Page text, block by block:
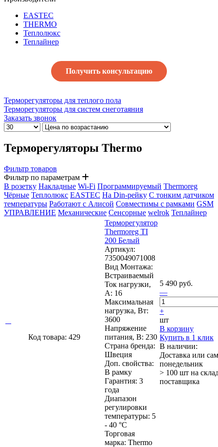
EASTEC
THERMO
Теплолюкс
Теплайнер
Получить консультацию
Терморегуляторы для теплого пола
Терморегуляторы для систем снеготаяния
Заказать звонок
Терморегуляторы Thermo
Фильтр товаров
Фильтр по параметрам
В розетку Накладные Wi-Fi Программируемый Thermoreg
Чёрные Теплолюкс EASTEC На Din-рейку С тонким датчиком
температуры Работают с Алисой Совместимы с рамками GSM
УПРАВЛЕНИЕ Механические Сенсорные welrok Теплайнер
Код товара: 429
Терморегулятор
Thermoreg TI
200 Белый
Артикул:
7350049071008
Вид Монтажа:
Встраиваемый
Ток нагрузки,
А: 16
Максимальная
нагрузка, Вт:
3600
Напряжение
питания, В: 230
Страна бренда:
Швеция
Доп. свойства:
В рамку
Гарантия: 3
года
Диапазон
регулировки
температуры: 5
- 40 °C
Торговая
марка: Thermo
5 490 руб.
—
+
шт
В корзину
Купить в 1 клик
В наличии:
Доставка или
понедельник
> 100 шт на
поставщика